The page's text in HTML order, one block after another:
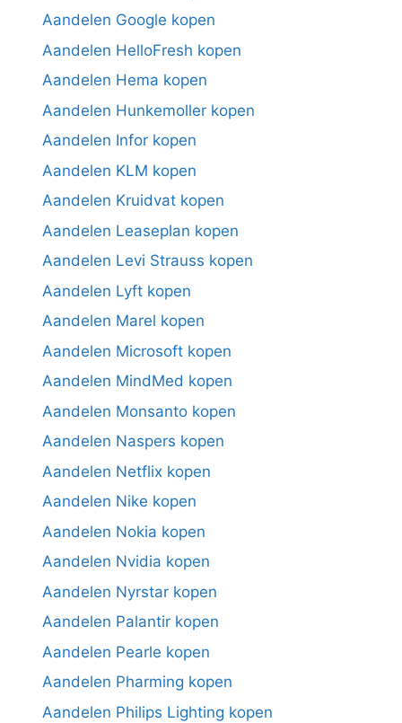
Aandelen Google kopen
Aandelen HelloFresh kopen
Aandelen Hema kopen
Aandelen Hunkemoller kopen
Aandelen Infor kopen
Aandelen KLM kopen
Aandelen Kruidvat kopen
Aandelen Leaseplan kopen
Aandelen Levi Strauss kopen
Aandelen Lyft kopen
Aandelen Marel kopen
Aandelen Microsoft kopen
Aandelen MindMed kopen
Aandelen Monsanto kopen
Aandelen Naspers kopen
Aandelen Netflix kopen
Aandelen Nike kopen
Aandelen Nokia kopen
Aandelen Nvidia kopen
Aandelen Nyrstar kopen
Aandelen Palantir kopen
Aandelen Pearle kopen
Aandelen Pharming kopen
Aandelen Philips Lighting kopen